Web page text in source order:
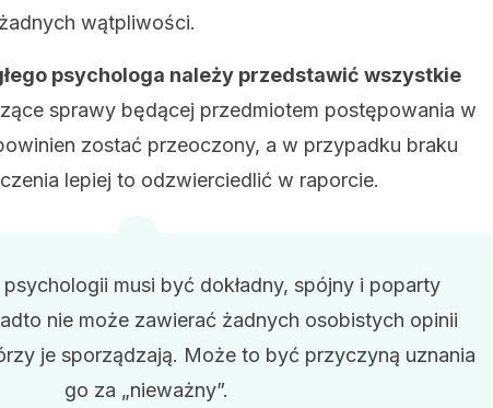
wątpliwości.
psychologa należy przedstawić wszystkie
sprawy będącej przedmiotem postępowania w
zostać przeoczony, a w przypadku braku
lepiej to odzwierciedlić w raporcie.
musi być dokładny, spójny i poparty
nie może zawierać żadnych osobistych opinii
je sporządzają. Może to być przyczyną uznania
go za „nieważny”.